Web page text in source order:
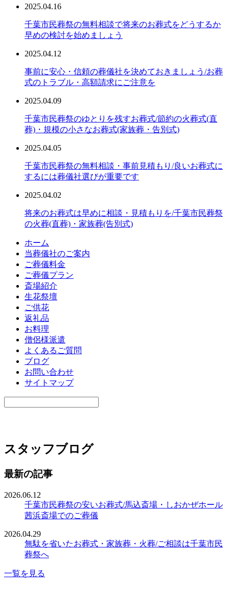
2025.04.16
千葉市民葬祭の無料相談で将来のお葬式をどうするか
早めの検討を始めましょう
2025.04.12
事前に安心・信頼の葬儀社を決めておきましょう/お葬
式のトラブル・高額請求にご注意を
2025.04.09
千葉市民葬祭のゆとりを残すお葬式/節約の火葬式(直
葬)・規模の小さなお葬式(家族葬・告別式)
2025.04.05
千葉市民葬祭の無料相談・事前見積もり/良いお葬式に
するには葬儀社選びが重要です
2025.04.02
将来のお葬式は早めに相談・見積もりを/千葉市民葬祭
の火葬(直葬)・家族葬(告別式)
ホーム
当葬儀社のご案内
ご葬儀料金
ご葬儀プラン
斎場紹介
生花祭壇
ご供花
返礼品
お料理
僧侶様派遣
よくあるご質問
ブログ
お問い合わせ
サイトマップ
スタッフブログ
最新の記事
2026.06.12
千葉市民葬祭の安いお葬式/馬込斎場・しおかぜホール
茜浜斎場でのご葬儀
2026.04.29
無駄を省いたお葬式・家族葬・火葬/ご相談は千葉市民
葬祭へ
一覧を見る